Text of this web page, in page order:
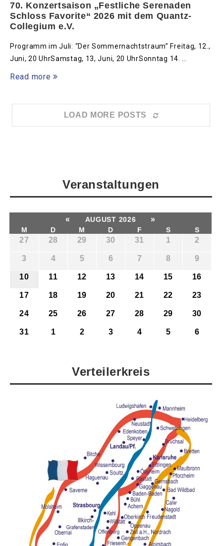
70. Konzertsaison „Festliche Serenaden
Schloss Favorite“ 2026 mit dem Quantz-
Collegium e.V.
Programm im Juli: “Der Sommernachtstraum” Freitag, 12.,
Juni, 20 UhrSamstag, 13, Juni, 20 UhrSonntag 14. …
Read more
LOAD MORE POSTS
Veranstaltungen
« AUGUST 2026 »
M D M D F S S
27 28 29 30 31 1 2
3 4 5 6 7 8 9
10 11 12 13 14 15 16
17 18 19 20 21 22 23
24 25 26 27 28 29 30
31 1 2 3 4 5 6
Verteilerkreis